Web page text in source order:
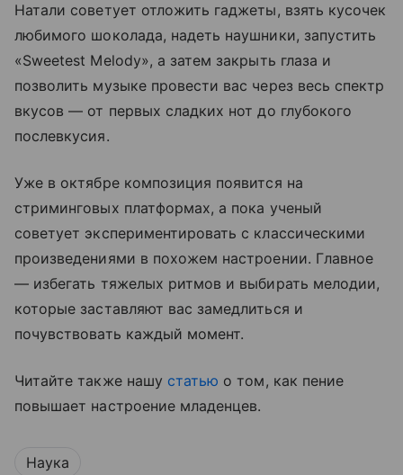
Натали советует отложить гаджеты, взять кусочек
любимого шоколада, надеть наушники, запустить
«Sweetest Melody», а затем закрыть глаза и
позволить музыке провести вас через весь спектр
вкусов — от первых сладких нот до глубокого
послевкусия.
Уже в октябре композиция появится на
стриминговых платформах, а пока ученый
советует экспериментировать с классическими
произведениями в похожем настроении. Главное
— избегать тяжелых ритмов и выбирать мелодии,
которые заставляют вас замедлиться и
почувствовать каждый момент.
Читайте также нашу статью о том, как пение
повышает настроение младенцев.
Наука